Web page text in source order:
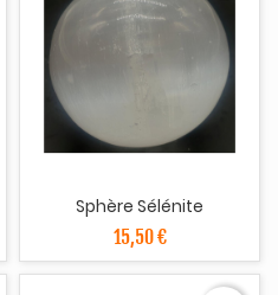
Sphère Sélénite
15,50 €